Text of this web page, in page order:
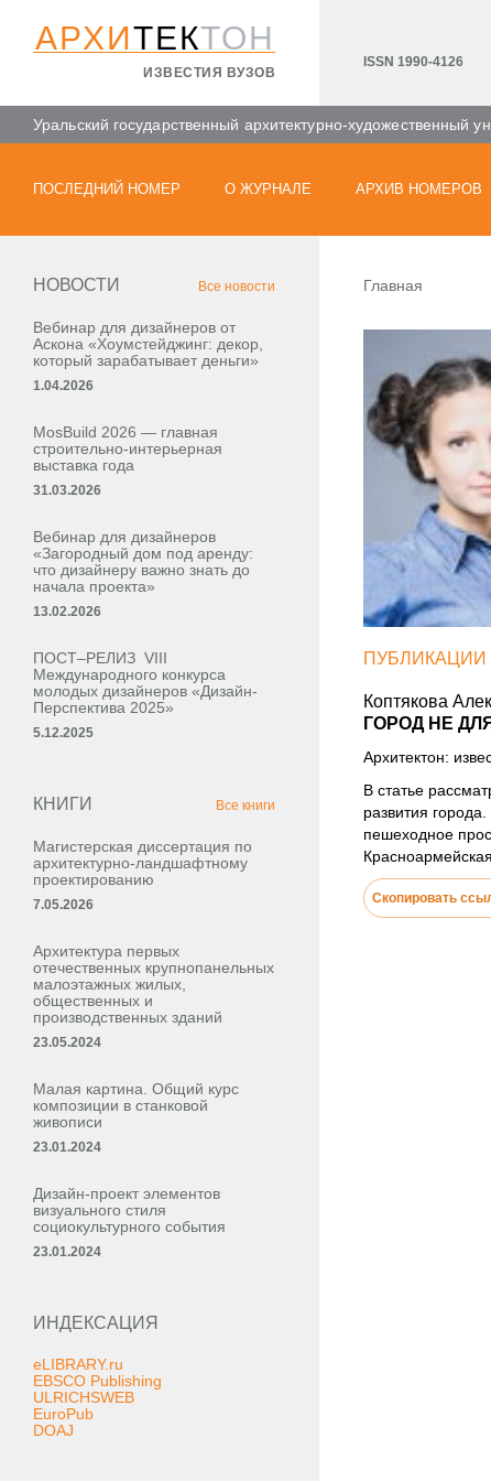
АРХИТЕКТОН
ИЗВЕСТИЯ ВУЗОВ
ISSN 1990-4126
Уральский государственный архитектурно-художественный
ПОСЛЕДНИЙ НОМЕР О ЖУРНАЛЕ АРХИВ НОМЕРОВ
НОВОСТИ Все новости
Вебинар для дизайнеров от
Аскона «Хоумстейджинг: декор,
который зарабатывает деньги»
1.04.2026
MosBuild 2026 — главная
строительно-интерьерная
выставка года
31.03.2026
Вебинар для дизайнеров
«Загородный дом под аренду:
что дизайнеру важно знать до
начала проекта»
13.02.2026
ПОСТ–РЕЛИЗ VIII
Международного конкурса
молодых дизайнеров «Дизайн-
Перспектива 2025»
5.12.2025
КНИГИ Все книги
Магистерская диссертация по
архитектурно-ландшафтному
проектированию
7.05.2026
Архитектура первых
отечественных крупнопанельных
малоэтажных жилых,
общественных и
производственных зданий
23.05.2024
Малая картина. Общий курс
композиции в станковой
живописи
23.01.2024
Дизайн-проект элементов
визуального стиля
социокультурного события
23.01.2024
ИНДЕКСАЦИЯ
eLIBRARY.ru
EBSCO Publishing
ULRICHSWEB
EuroPub
DOAJ
Главная
ПУБЛИКАЦИИ
Коптякова
ГОРОД НЕ
Архитектон:
В статье
развития
пешеходное
Красноармейская.
Скопировать